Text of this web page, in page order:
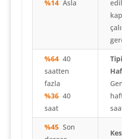
%14Asla
%6440
saatten
fazla
%3640
saat
%45Son